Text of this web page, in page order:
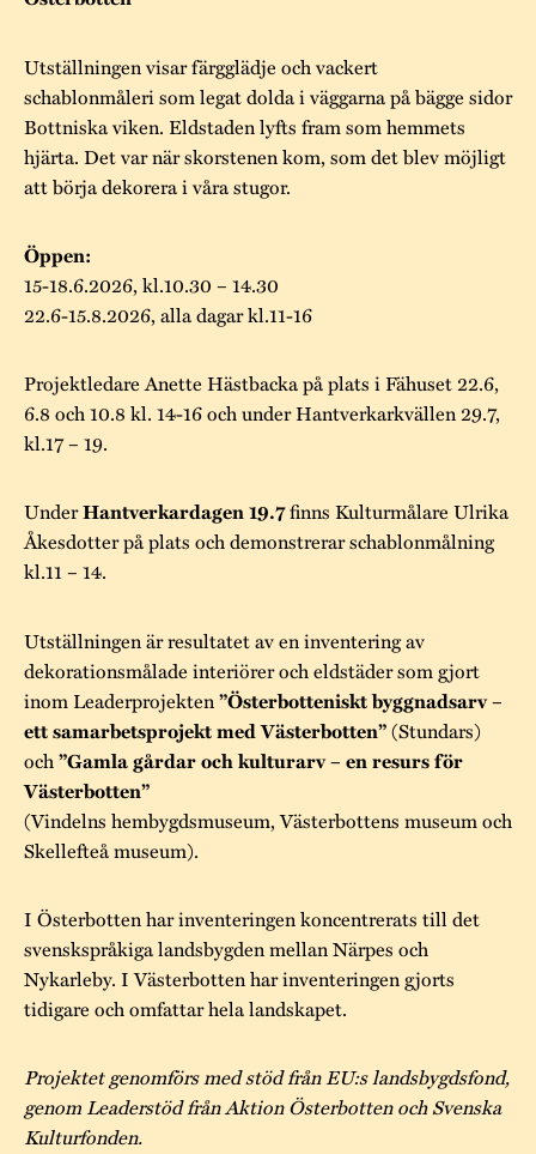
Trygghet
Hållbar utveckling
Stundars teater
Jarl Hemmer
Byggnadsvård
Rödmyllan
Museipedagogik
Hantverk
Museisamlingarna
Marknader
Årsberättelser
Utställningen visar färgglädje och vackert
schablonmåleri som legat dolda i väggarna på bägge sidor
Bottniska viken. Eldstaden lyfts fram som hemmets
hjärta. Det var när skorstenen kom, som det blev möjligt
att börja dekorera i våra stugor.
Öppen:
15-18.6.2026, kl.10.30 – 14.30
22.6-15.8.2026, alla dagar kl.11-16
Projektledare Anette Hästbacka på plats i Fähuset 22.6,
6.8 och 10.8 kl. 14-16 och under Hantverkarkvällen 29.7,
kl.17 – 19.
UnderHantverkardagen 19.7finns Kulturmålare Ulrika
Åkesdotter på plats och demonstrerar schablonmålning
kl.11 – 14.
Utställningen är resultatet av en inventering av
dekorationsmålade interiörer och eldstäder som gjort
inom Leaderprojekten”Österbotteniskt byggnadsarv –
ett samarbetsprojekt med Västerbotten”(Stundars)
och”Gamla gårdar och kulturarv – en resurs för
Västerbotten”
(Vindelns hembygdsmuseum, Västerbottens museum och
Skellefteå museum).
I Österbotten har inventeringen koncentrerats till det
svenskspråkiga landsbygden mellan Närpes och
Nykarleby. I Västerbotten har inventeringen gjorts
tidigare och omfattar hela landskapet.
Projektet genomförs med stöd från EU:s landsbygdsfond,
genom Leaderstöd från Aktion Österbotten och Svenska
Kulturfonden.